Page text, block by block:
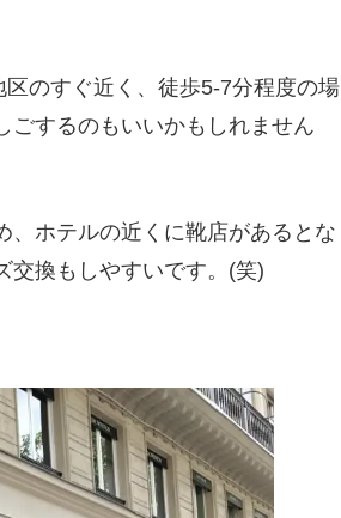
のすぐ近く、徒歩5-7分程度の場
ごするのもいいかもしれません
、ホテルの近くに靴店があるとな
交換もしやすいです。(笑)